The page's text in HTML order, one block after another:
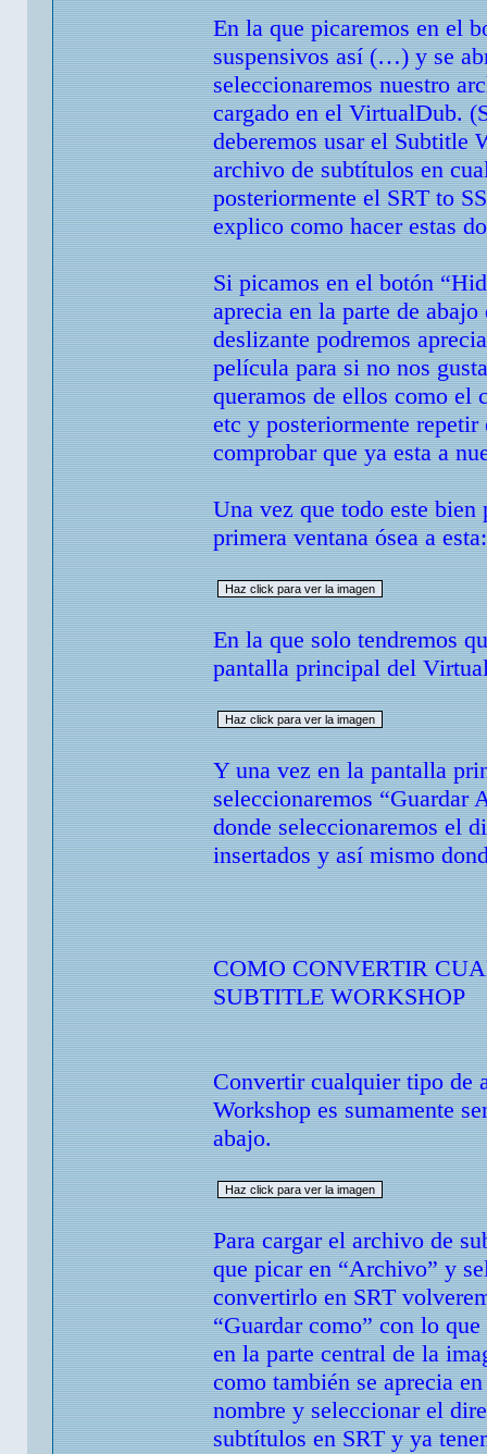
En la que picaremos en el
suspensivos así (…) y se
seleccionaremos nuestro
cargado en el VirtualDub.
deberemos usar el Subtitle
archivo de subtítulos en
posteriormente el SRT to
explico como hacer estas
Si picamos en el botón
aprecia en la parte de
deslizante podremos
película para si no nos
queramos de ellos como el
etc y posteriormente
comprobar que ya esta a
Una vez que todo este
primera ventana ósea a esta:
En la que solo tendremos
pantalla principal del
Y una vez en la pantalla
seleccionaremos “Guardar
donde seleccionaremos el
insertados y así mismo
COMO CONVERTIR
SUBTITLE WORKSHOP
Convertir cualquier tipo de
Workshop es sumamente
abajo.
Para cargar el archivo de
que picar en “Archivo” y
convertirlo en SRT
“Guardar como” con lo
en la parte central de la
como también se aprecia
nombre y seleccionar el
subtítulos en SRT y ya